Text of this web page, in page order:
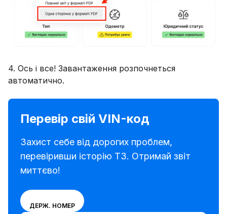
4. Ось і все! Завантаження розпочнеться
автоматично.
Перевір свій VIN-код
Захист себе від дорогих проблем,
перевіривши історію ТЗ. Отримай звіт
миттєво!
Вибери
режим
ДЕРЖ. НОМЕР